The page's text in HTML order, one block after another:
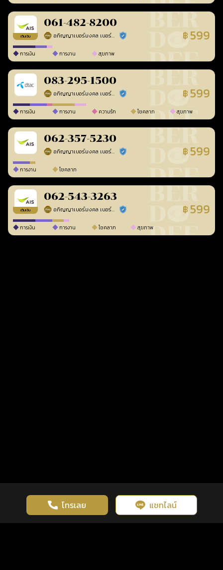
เติมเงิน
061-482-8200
อภิญญาเบอร์มงคล เบอร์สวยเลขศาสตร์ ร้านยืนยันแล้ว ฿ 599
การเงิน การงาน สุขภาพ
083-295-1500
อภิญญาเบอร์มงคล เบอร์สวยเลขศาสตร์ ร้านยืนยันแล้ว ฿ 599
การเงิน การงาน ความรัก โชคลาภ สุขภาพ
062-357-5230
อภิญญาเบอร์มงคล เบอร์สวยเลขศาสตร์ ร้านยืนยันแล้ว ฿ 599
การงาน โชคลาภ
เติมเงิน
062-543-3263
อภิญญาเบอร์มงคล เบอร์สวยเลขศาสตร์ ร้านยืนยันแล้ว ฿ 599
การเงิน การงาน โชคลาภ สุขภาพ
โทรเลย แชทไลน์
เว็บไซต์นี้มีการใช้งานคุกกี้ เพื่อเพิ่มประสิทธิภาพและประสบการณ์ที่ดี
ในการใช้งานเว็บไซต์ นโยบายความเป็นส่วนตัว
รู้ก่อน พร้อมกว่า ทุกจังหวะชีวิต คลิกดูดวงฟรี